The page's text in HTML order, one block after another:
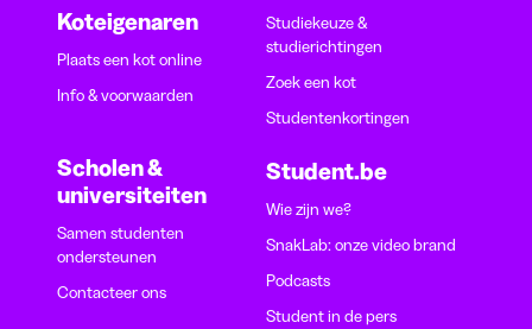
Koteigenaren
Plaats een kot online
Info & voorwaarden
Scholen &
universiteiten
Samen studenten
ondersteunen
Contacteer ons
Studiekeuze &
studierichtingen
Zoek een kot
Studentenkortingen
Student.be
Wie zijn we?
SnakLab: onze video brand
Podcasts
Student in de pers